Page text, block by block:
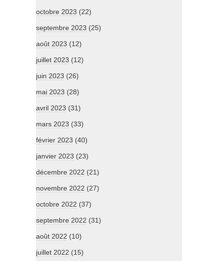
octobre 2023 (22)
septembre 2023 (25)
août 2023 (12)
juillet 2023 (12)
juin 2023 (26)
mai 2023 (28)
avril 2023 (31)
mars 2023 (33)
février 2023 (40)
janvier 2023 (23)
décembre 2022 (21)
novembre 2022 (27)
octobre 2022 (37)
septembre 2022 (31)
août 2022 (10)
juillet 2022 (15)